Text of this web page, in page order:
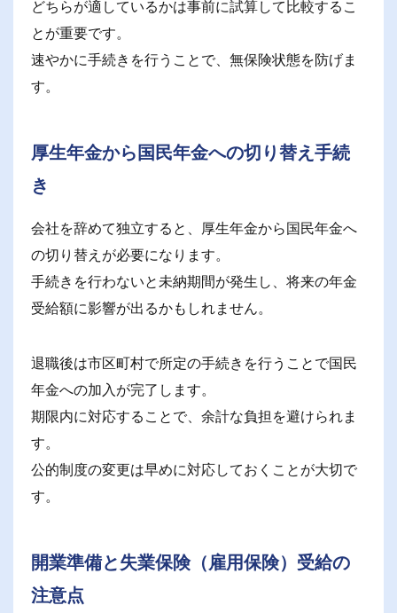
どちらが適しているかは事前に試算して比較するこ
とが重要です。
速やかに手続きを行うことで、無保険状態を防げま
す。
厚生年金から国民年金への切り替え手続
き
会社を辞めて独立すると、厚生年金から国民年金へ
の切り替えが必要になります。
手続きを行わないと未納期間が発生し、将来の年金
受給額に影響が出るかもしれません。
退職後は市区町村で所定の手続きを行うことで国民
年金への加入が完了します。
期限内に対応することで、余計な負担を避けられま
す。
公的制度の変更は早めに対応しておくことが大切で
す。
開業準備と失業保険（雇用保険）受給の
注意点